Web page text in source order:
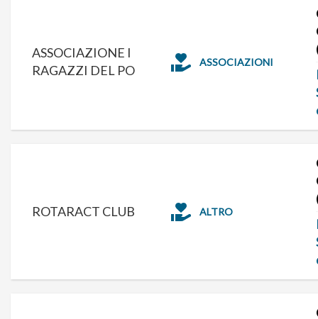
ASSOCIAZIONE I
RAGAZZI DEL PO
ASSOCIAZIONI
ROTARACT CLUB ALTRO